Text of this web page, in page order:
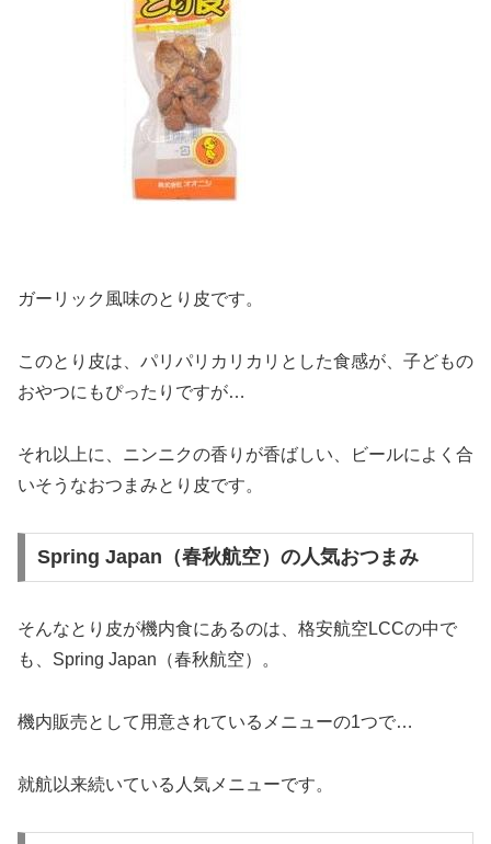
ガーリック風味のとり皮です。
このとり皮は、パリパリカリカリとした食感が、子どもの
おやつにもぴったりですが…
それ以上に、ニンニクの香りが香ばしい、ビールによく合
いそうなおつまみとり皮です。
Spring Japan（春秋航空）の人気おつまみ
そんなとり皮が機内食にあるのは、格安航空LCCの中で
も、Spring Japan（春秋航空）。
機内販売として用意されているメニューの1つで…
就航以来続いている人気メニューです。